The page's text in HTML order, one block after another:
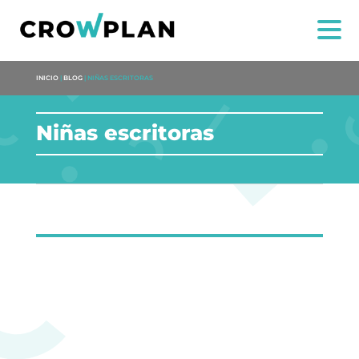
NOSOTROS
INICIO| BLOG| NIÑAS ESCRITORAS
Niñas escritoras